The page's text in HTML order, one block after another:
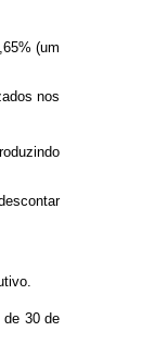
(um
nos
de 30 de